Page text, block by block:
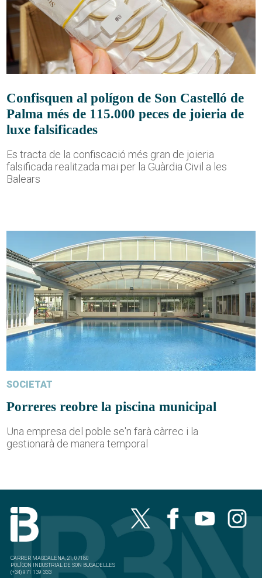
Confisquen al polígon de Son Castelló de
Palma més de 115.000 peces de joieria de
luxe falsificades
Es tracta de la confiscació més gran de joieria
falsificada realitzada mai per la Guàrdia Civil a les
Balears
SOCIETAT
Porreres reobre la piscina municipal
Una empresa del poble se'n farà càrrec i la
gestionarà de manera temporal
CARRER MAGDALENA, 21, 07180
POLÍGON INDUSTRIAL DE SON BUGADELLES
(+34) 971 139 333